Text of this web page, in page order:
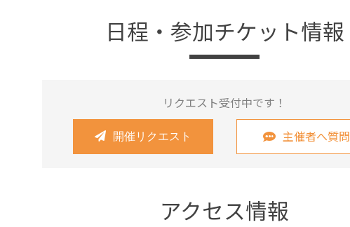
日程・参加チケット情報
リクエスト受付中です！
開催リクエスト 主催者へ質問
アクセス情報